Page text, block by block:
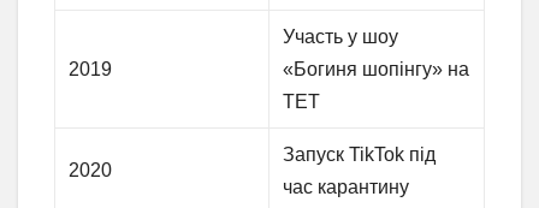
2019
Участь у шоу
«Богиня шопінгу» на
ТЕТ
2020
Запуск TikTok під
час карантину